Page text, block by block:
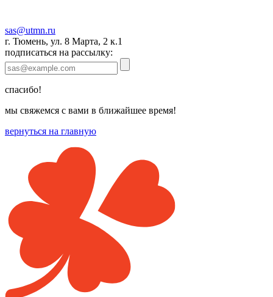
sas@utmn.ru
г. Тюмень, ул. 8 Марта, 2 к.1
подписаться на рассылку:
спасибо!
мы свяжемся с вами в ближайшее время!
вернуться на главную